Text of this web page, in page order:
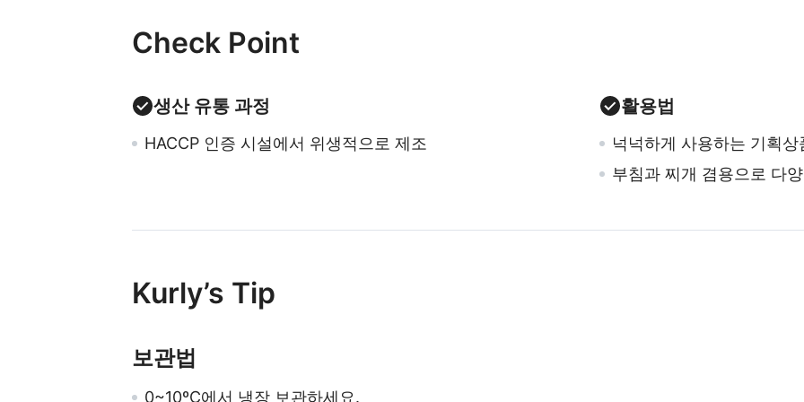
Check Point
생산 유통 과정
HACCP 인증 시설에서 위생적으로 제조
활용법
넉넉하게 사용하는 기획상
부침과 찌개 겸용으로 다
Kurly’s Tip
보관법
0~10ºC에서 냉장 보관하세요.